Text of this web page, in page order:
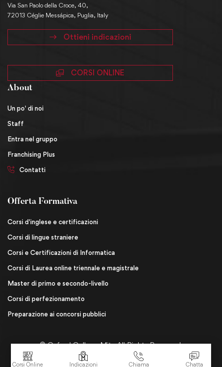
Via San Paolo della Croce, 40,
72013 Céglie Messápica, Puglia, Italy
Ottieni indicazioni
CORSI ONLINE
About
Un po' di noi
Staff
Entra nel gruppo
Franchising Plus
Contatti
Offerta Formativa
Corsi d'inglese e certificazioni
Corsi di lingue straniere
Corsi e Certificazioni di Informatica
Corsi di Laurea online triennale e magistrale
Master di primo e secondo-livello
Corsi di perfezionamento
Preparazione ai concorsi pubblici
© Oxford College Mita All Rights Reserved.
Corsi Online Indicazioni Chiama Chatta